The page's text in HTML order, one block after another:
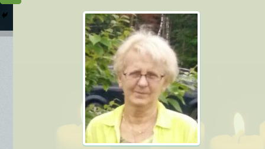
Columbarium
Services Funéraires